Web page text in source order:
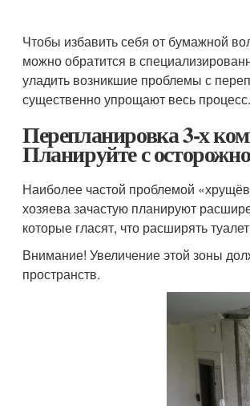
Чтобы избавить себя от бумажной
можно обратится в
уладить возникшие проблемы с
существенно упрощают весь процесс.
Перепланировка 3-х
Планируйте с
Наиболее частой проблемой
хозяева зачастую планируют
которые гласят, что расширять
Внимание! Увеличение этой зоны
пространств.